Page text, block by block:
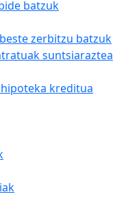
batzuk
zerbitzu batzuk
suntsiaraztea
kreditua